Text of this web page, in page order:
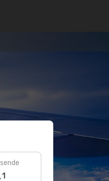
1